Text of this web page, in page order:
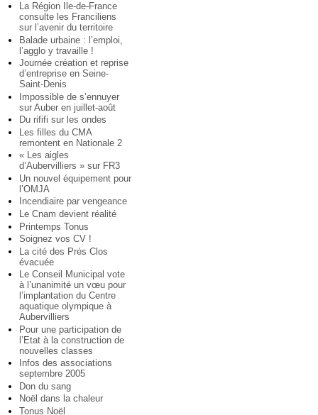
La Région Ile-de-France
consulte les Franciliens
sur l’avenir du territoire
Balade urbaine : l’emploi,
l’agglo y travaille !
Journée création et reprise
d’entreprise en Seine-
Saint-Denis
Impossible de s’ennuyer
sur Auber en juillet-août
Du rififi sur les ondes
Les filles du CMA
remontent en Nationale 2
« Les aigles
d’Aubervilliers » sur FR3
Un nouvel équipement pour
l’OMJA
Incendiaire par vengeance
Le Cnam devient réalité
Printemps Tonus
Soignez vos CV !
La cité des Prés Clos
évacuée
Le Conseil Municipal vote
à l’unanimité un vœu pour
l’implantation du Centre
aquatique olympique à
Aubervilliers
Pour une participation de
l’Etat à la construction de
nouvelles classes
Infos des associations
septembre 2005
Don du sang
Noël dans la chaleur
Tonus Noël